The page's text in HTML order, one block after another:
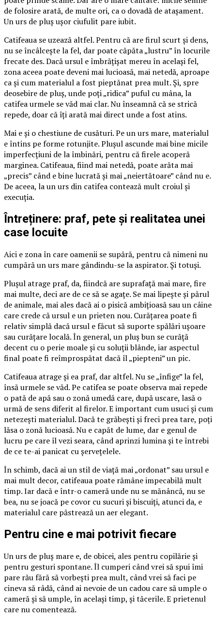
de folosire arată, de multe ori, ca o dovadă de atașament.
Un urs de pluș ușor ciufulit pare iubit.
Catifeaua se uzează altfel. Pentru că are firul scurt și dens,
nu se încâlcește la fel, dar poate căpăta „lustru” în locurile
frecate des. Dacă ursul e îmbrățișat mereu în același fel,
zona aceea poate deveni mai lucioasă, mai netedă, aproape
ca și cum materialul a fost pieptănat prea mult. Și, spre
deosebire de pluș, unde poți „ridica” puful cu mâna, la
catifea urmele se văd mai clar. Nu înseamnă că se strică
repede, doar că îți arată mai direct unde a fost atins.
Mai e și o chestiune de cusături. Pe un urs mare, materialul
e întins pe forme rotunjite. Plușul ascunde mai bine micile
imperfecțiuni de la îmbinări, pentru că firele acoperă
marginea. Catifeaua, fiind mai netedă, poate arăta mai
„precis” când e bine lucrată și mai „neiertătoare” când nu e.
De aceea, la un urs din catifea contează mult croiul și
execuția.
Întreținere: praf, pete și realitatea unei
case locuite
Aici e zona în care oamenii se supără, pentru că nimeni nu
cumpără un urs mare gândindu-se la aspirator. Și totuși.
Plușul atrage praf, da, fiindcă are suprafață mai mare, fire
mai multe, deci are de ce să se agațe. Se mai lipește și părul
de animale, mai ales dacă ai o pisică ambițioasă sau un câine
care crede că ursul e un prieten nou. Curățarea poate fi
relativ simplă dacă ursul e făcut să suporte spălări ușoare
sau curățare locală. În general, un pluș bun se curăță
decent cu o perie moale și cu soluții blânde, iar aspectul
final poate fi reîmprospătat dacă îl „piepteni” un pic.
Catifeaua atrage și ea praf, dar altfel. Nu se „înfige” la fel,
însă urmele se văd. Pe catifea se poate observa mai repede
o pată de apă sau o zonă umedă care, după uscare, lasă o
urmă de sens diferit al firelor. E important cum usuci și cum
netezești materialul. Dacă te grăbești și freci prea tare, poți
lăsa o zonă lucioasă. Nu e capăt de lume, dar e genul de
lucru pe care îl vezi seara, când aprinzi lumina și te întrebi
de ce te-ai panicat cu șervețelele.
În schimb, dacă ai un stil de viață mai „ordonat” sau ursul e
mai mult decor, catifeaua poate rămâne impecabilă mult
timp. Iar dacă e într-o cameră unde nu se mănâncă, nu se
bea, nu se joacă pe covor cu sucuri și biscuiți, atunci da, e
materialul care păstrează un aer elegant.
Pentru cine e mai potrivit fiecare
Un urs de pluș mare e, de obicei, ales pentru copilărie și
pentru gesturi spontane. Îl cumperi când vrei să spui îmi
pare rău fără să vorbești prea mult, când vrei să faci pe
cineva să râdă, când ai nevoie de un cadou care să umple o
cameră și să umple, în același timp, și tăcerile. E prietenul
care nu comentează.